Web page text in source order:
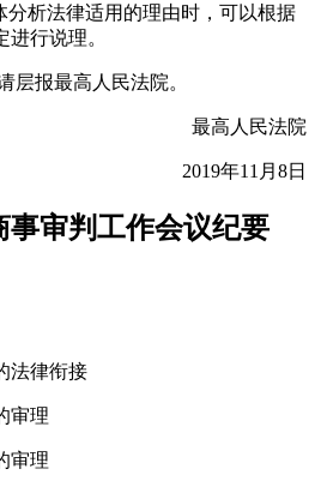
分析法律适用的理由时，可以根据
进行说理。
层报最高人民法院。
最高人民法院
2019年11月8日
事审判工作会议纪要
法律衔接
审理
审理